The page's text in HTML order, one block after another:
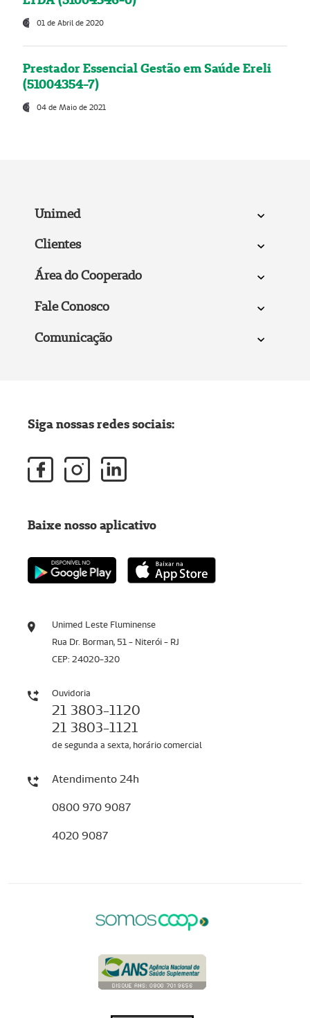
01 de Abril de 2020
Prestador Essencial Gestão em Saúde Ereli
(51004354-7)
04 de Maio de 2021
Unimed
Clientes
Área do Cooperado
Fale Conosco
Comunicação
Unimed Leste Fluminense
Rua Dr. Borman, 51 - Niterói - RJ
CEP: 24020-320
Ouvidoria
21 3803-1120
21 3803-1121
de segunda a sexta, horário comercial
Atendimento 24h
0800 970 9087
4020 9087
Siga nossas redes sociais:
Baixe nosso aplicativo